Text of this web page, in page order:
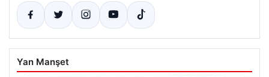
Yan Manşet